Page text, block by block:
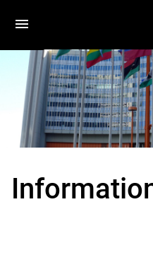
Vous
êtes
ici :
Accueil
International